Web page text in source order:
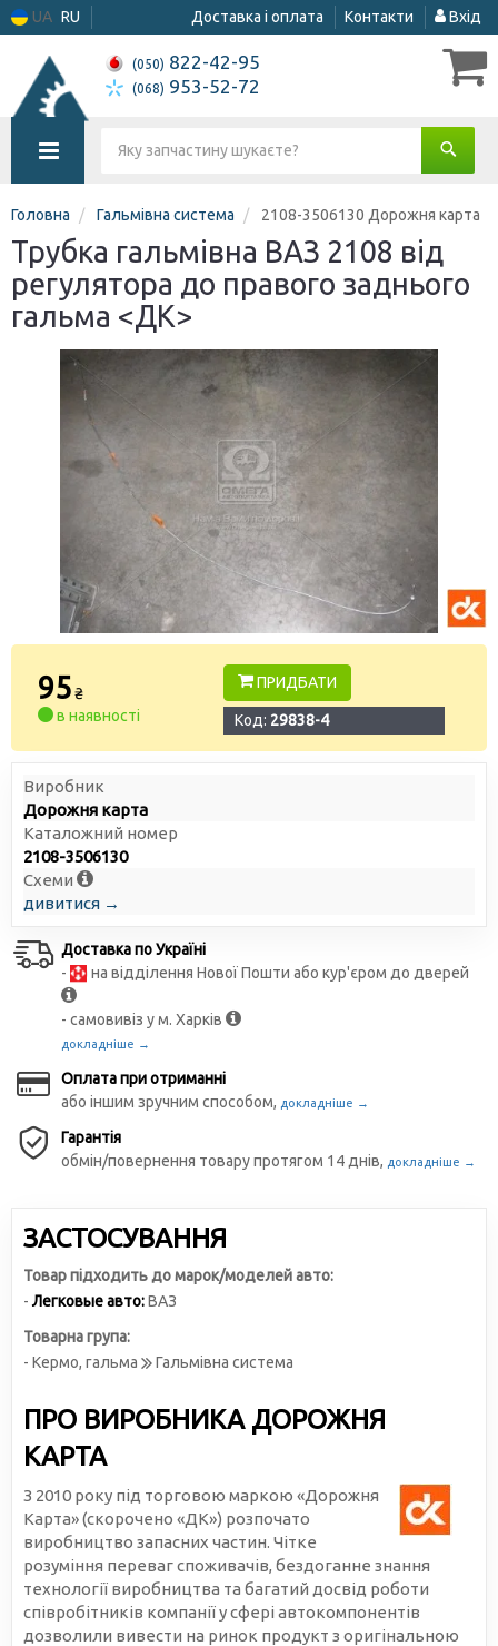
UA RU Доставка і оплата Контакти Вхід
(050) 822-42-95
(068) 953-52-72
Головна Гальмівна система 2108-3506130 Дорожня карта
Трубка гальмівна ВАЗ 2108 від
регулятора до правого заднього
гальма <ДК>
95₴
в наявності
ПРИДБАТИ
Код: 29838-4
Виробник
Дорожня карта
Каталожний номер
2108-3506130
Схеми
дивитися →
Доставка по Україні
-
на відділення Нової Пошти або кур'єром до дверей
- самовивіз у м. Харків
докладніше →
Оплата при отриманні
або іншим зручним способом, докладніше →
Гарантія
обмін/повернення товару протягом 14 днів, докладніше →
ЗАСТОСУВАННЯ
Товар підходить до марок/моделей авто:
-Легковые авто:ВАЗ
Товарна група:
- Кермо, гальма
Гальмівна система
ПРО ВИРОБНИКА ДОРОЖНЯ
КАРТА
З 2010 року під торговою маркою «Дорожня
Карта» (скорочено «ДК») розпочато
виробництво запасних частин. Чітке
розуміння переваг споживачів, бездоганне знання
технології виробництва та багатий досвід роботи
співробітників компанії у сфері автокомпонентів
дозволили вивести на ринок продукт з оригінальною